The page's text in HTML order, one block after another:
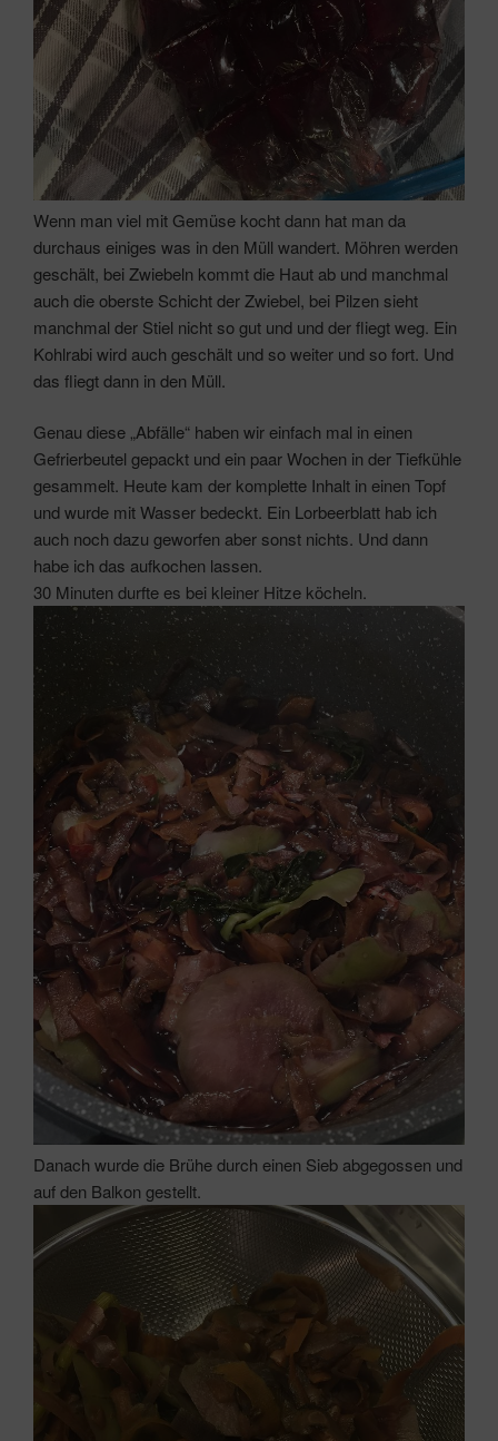
Wenn man viel mit Gemüse kocht dann hat man da
durchaus einiges was in den Müll wandert. Möhren werden
geschält, bei Zwiebeln kommt die Haut ab und manchmal
auch die oberste Schicht der Zwiebel, bei Pilzen sieht
manchmal der Stiel nicht so gut und und der fliegt weg. Ein
Kohlrabi wird auch geschält und so weiter und so fort. Und
das fliegt dann in den Müll.
Genau diese „Abfälle“ haben wir einfach mal in einen
Gefrierbeutel gepackt und ein paar Wochen in der Tiefkühle
gesammelt. Heute kam der komplette Inhalt in einen Topf
und wurde mit Wasser bedeckt. Ein Lorbeerblatt hab ich
auch noch dazu geworfen aber sonst nichts. Und dann
habe ich das aufkochen lassen.
30 Minuten durfte es bei kleiner Hitze köcheln.
Danach wurde die Brühe durch einen Sieb abgegossen und
auf den Balkon gestellt.